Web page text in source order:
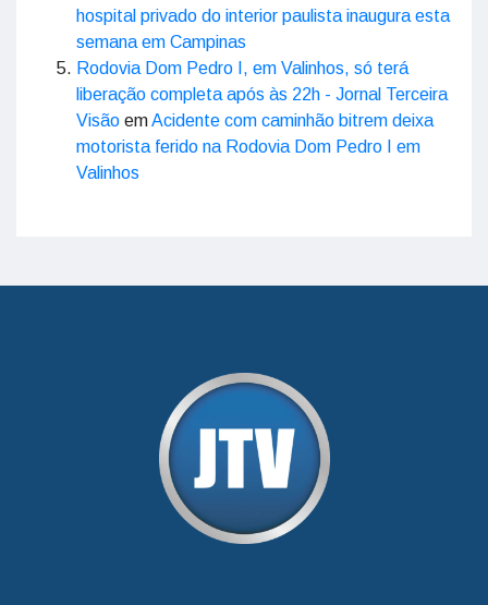
hospital privado do interior paulista inaugura esta
semana em Campinas
Rodovia Dom Pedro I, em Valinhos, só terá
liberação completa após às 22h - Jornal Terceira
Visão emAcidente com caminhão bitrem deixa
motorista ferido na Rodovia Dom Pedro I em
Valinhos